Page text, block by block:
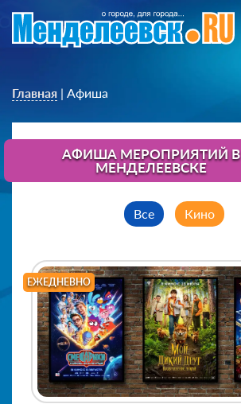
Главная | Афиша
АФИША МЕРОПРИЯТИЙ В
МЕНДЕЛЕЕВСКЕ
Все Кино
ЕЖЕДНЕВНО